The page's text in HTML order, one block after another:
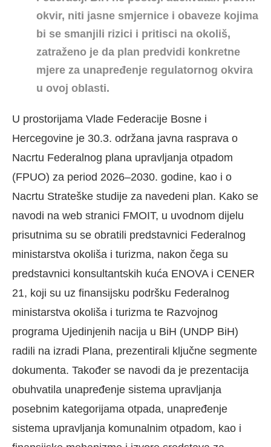
okvir, niti jasne smjernice i obaveze kojima
bi se smanjili rizici i pritisci na okoliš,
zatraženo je da plan predvidi konkretne
mjere za unapređenje regulatornog okvira
u ovoj oblasti.
U prostorijama Vlade Federacije Bosne i
Hercegovine je 30.3. održana javna rasprava o
Nacrtu Federalnog plana upravljanja otpadom
(FPUO) za period 2026–2030. godine, kao i o
Nacrtu Strateške studije za navedeni plan. Kako se
navodi na web stranici FMOIT, u uvodnom dijelu
prisutnima su se obratili predstavnici Federalnog
ministarstva okoliša i turizma, nakon čega su
predstavnici konsultantskih kuća ENOVA i CENER
21, koji su uz finansijsku podršku Federalnog
ministarstva okoliša i turizma te Razvojnog
programa Ujedinjenih nacija u BiH (UNDP BiH)
radili na izradi Plana, prezentirali ključne segmente
dokumenta. Također se navodi da je prezentacija
obuhvatila unapređenje sistema upravljanja
posebnim kategorijama otpada, unapređenje
sistema upravljanja komunalnim otpadom, kao i